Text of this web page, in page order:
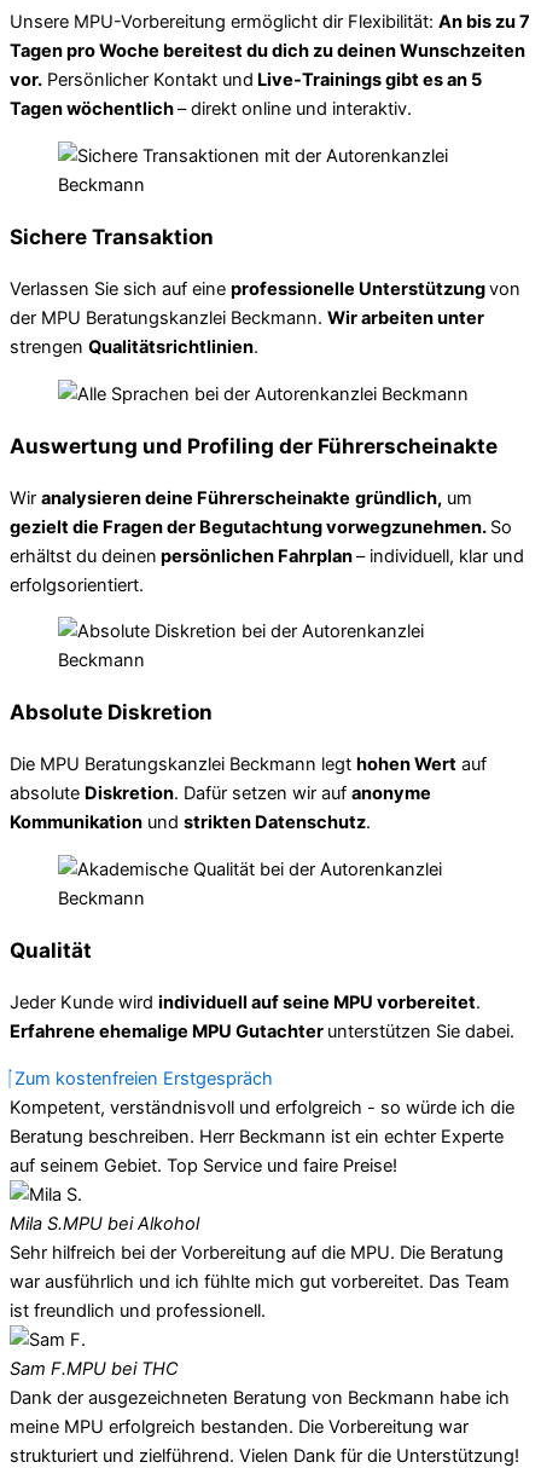
Unsere MPU-Vorbereitung ermöglicht dir Flexibilität: An bis zu 7
Tagen pro Woche bereitest du dich zu deinen Wunschzeiten
vor. Persönlicher Kontakt und Live-Trainings gibt es an 5
Tagen wöchentlich– direkt online und interaktiv.
Sichere Transaktion
Verlassen Sie sich auf eine professionelle Unterstützungvon
der MPU Beratungskanzlei Beckmann. Wir arbeiten unter
strengen Qualitätsrichtlinien.
Auswertung und Profiling der Führerscheinakte
Wir analysieren deine Führerscheinakte gründlich, um
gezielt die Fragen der Begutachtung vorwegzunehmen. So
erhältst du deinen persönlichen Fahrplan– individuell, klar und
erfolgsorientiert.
Absolute Diskretion
Die MPU Beratungskanzlei Beckmann legt hohen Wert auf
absolute Diskretion. Dafür setzen wir auf anonyme
Kommunikation und strikten Datenschutz.
Qualität
Jeder Kunde wird individuell auf seine MPU vorbereitet.
Erfahrene ehemalige MPU Gutachter unterstützen Sie dabei.
Zum kostenfreien Erstgespräch
Kompetent, verständnisvoll und erfolgreich - so würde ich die
Beratung beschreiben. Herr Beckmann ist ein echter Experte
auf seinem Gebiet. Top Service und faire Preise!
Mila S.MPU bei Alkohol
Sehr hilfreich bei der Vorbereitung auf die MPU. Die Beratung
war ausführlich und ich fühlte mich gut vorbereitet. Das Team
ist freundlich und professionell.
Sam F.MPU bei THC
Dank der ausgezeichneten Beratung von Beckmann habe ich
meine MPU erfolgreich bestanden. Die Vorbereitung war
strukturiert und zielführend. Vielen Dank für die Unterstützung!